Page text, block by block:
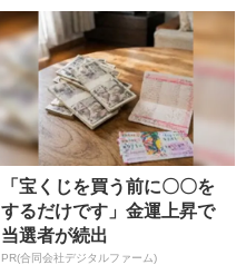
「宝くじを買う前に〇〇を
するだけです」金運上昇で
当選者が続出
PR(合同会社デジタルファーム)